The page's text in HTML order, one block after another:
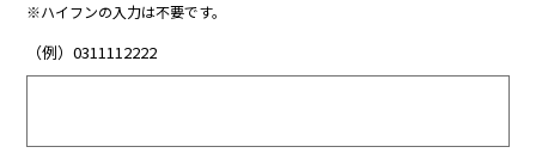
※ハイフンの入力は不要です。
（例）0311112222